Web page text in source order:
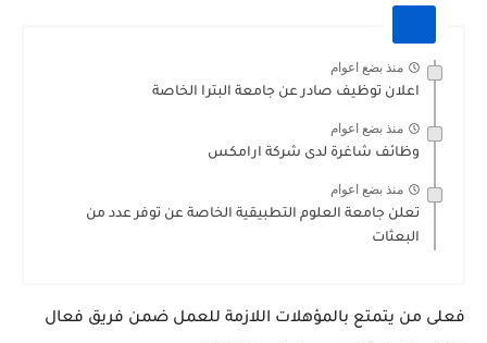
منذ بضع اعوام
اعلان توظيف صادر عن جامعة البترا الخاصة
منذ بضع اعوام
وظائف شاغرة لدى شركة ارامكس
منذ بضع اعوام
تعلن جامعة العلوم التطبيقية الخاصة عن توفر عدد من
البعثات
فعلى من يتمتع بالمؤهلات اللازمة للعمل ضمن فريق فعال